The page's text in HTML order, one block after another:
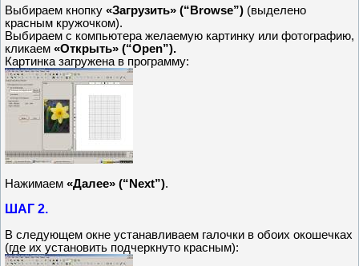
Выбираем кнопку «Загрузить» (“Browse”) (выделено
красным кружочком).
Выбираем с компьютера желаемую картинку или фотографию,
кликаем «Открыть» (“Open”).
Картинка загружена в программу:
Нажимаем «Далее» (“Next”).
ШАГ 2.
В следующем окне устанавливаем галочки в обоих окошечках
(где их установить подчеркнуто красным):